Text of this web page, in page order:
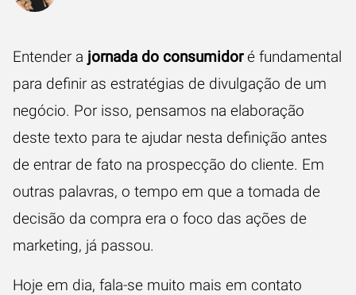
Entender a jornada do consumidoré fundamental
para definir as estratégias de divulgação de um
negócio. Por isso, pensamos na elaboração
deste texto para te ajudar nesta definição antes
de entrar de fato na prospecção do cliente. Em
outras palavras, o tempo em que a tomada de
decisão da compra era o foco das ações de
marketing, já passou.
Hoje em dia, fala-se muito mais em contato